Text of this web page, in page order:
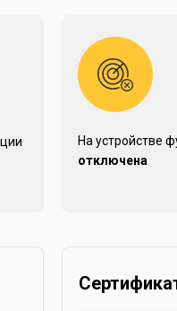
На устройстве
отключена